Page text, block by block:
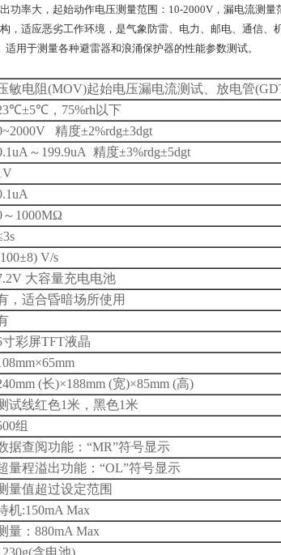
功率大，起始动作电压测量范围：10-2000V，漏电流测量
，适应恶劣工作环境，是气象防雷、电力、邮电、通信、
用于测量各种避雷器和浪涌保护器的性能参数测试。
敏电阻(MOV)起始电压漏电流测试、放电管
，75%rh以下
精度±2%rdg±3dgt
～199.9uA 精度±3%rdg±5dgt
～1000MΩ
V/s
大容量充电电池
，适合昏暗场所使用
寸彩屏TFT液晶
(长)×188mm (宽)×85mm (高)
试线红色1米，黑色1米
组
据查阅功能：“MR”符号显示
量程溢出功能：“OL”符号显示
量值超过设定范围
机:150mA Max
量：880mA Max
含电池)